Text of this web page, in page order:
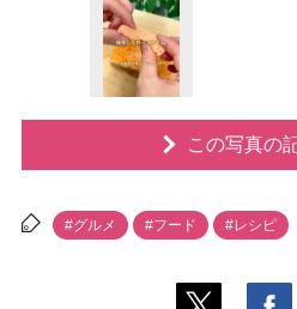
この写真の
#グルメ #フード #レシピ